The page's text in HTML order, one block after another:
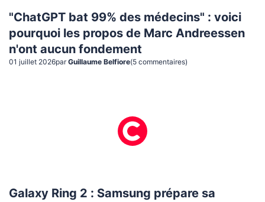
"ChatGPT bat 99% des médecins" : voici
pourquoi les propos de Marc Andreessen
n'ont aucun fondement
01 juillet 2026par Guillaume Belfiore(5 commentaires)
Galaxy Ring 2 : Samsung prépare sa